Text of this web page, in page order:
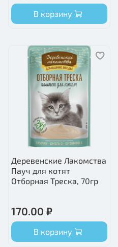
В корзину
Деревенские Лакомства
Пауч для котят
Отборная Треска, 70гр
170.00 ₽
В корзину